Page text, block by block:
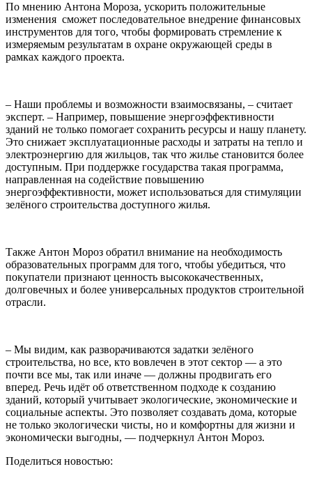
По мнению Антона Мороза, ускорить положительные
изменения сможет последовательное внедрение финансовых
инструментов для того, чтобы формировать стремление к
измеряемым результатам в охране окружающей среды в
рамках каждого проекта.
– Наши проблемы и возможности взаимосвязаны, – считает
эксперт. – Например, повышение энергоэффективности
зданий не только помогает сохранить ресурсы и нашу планету.
Это снижает эксплуатационные расходы и затраты на тепло и
электроэнергию для жильцов, так что жилье становится более
доступным. При поддержке государства такая программа,
направленная на содействие повышению
энергоэффективности, может использоваться для стимуляции
зелёного строительства доступного жилья.
Также Антон Мороз обратил внимание на необходимость
образовательных программ для того, чтобы убедиться, что
покупатели признают ценность высококачественных,
долговечных и более универсальных продуктов строительной
отрасли.
– Мы видим, как разворачиваются задатки зелёного
строительства, но все, кто вовлечен в этот сектор — а это
почти все мы, так или иначе — должны продвигать его
вперед. Речь идёт об ответственном подходе к созданию
зданий, который учитывает экологические, экономические и
социальные аспекты. Это позволяет создавать дома, которые
не только экологически чисты, но и комфортны для жизни и
экономически выгодны, –– подчеркнул Антон Мороз.
Поделиться новостью: